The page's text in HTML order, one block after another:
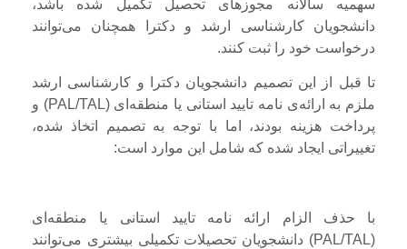
سهمیه سالانه مجوزهای تحصیل تکمیل شده باشد،
دانشجویان کارشناسی ارشد و دکترا همچنان می‌توانند
درخواست خود را ثبت کنند.
تا قبل از این تصمیم دانشجویان دکترا و کارشناسی ارشد
ملزم به ارائه‌ی نامه تایید استانی یا منطقه‌ای (PAL/TAL) و
پرداخت هزینه بودند، اما با توجه به تصمیم اتخاذ شده،
تغییراتی ایجاد شده که شامل این موارد است:
با حذف الزام ارائه نامه تایید استانی یا منطقه‌ای
(PAL/TAL) دانشجویان تحصیلات تکمیلی بیشتری می‌توانند